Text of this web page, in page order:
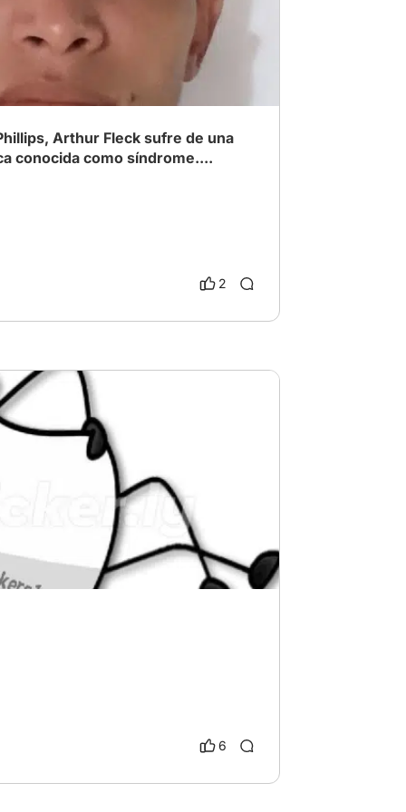
# Desastre
Arthur Fleck sufre de una
conocida como síndrome....
2
6